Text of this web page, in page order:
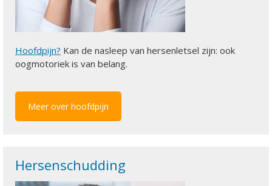
Hoofdpijn? Kan de nasleep van hersenletsel zijn: ook
oogmotoriek is van belang.
Meer over hoofdpijn
Hersenschudding